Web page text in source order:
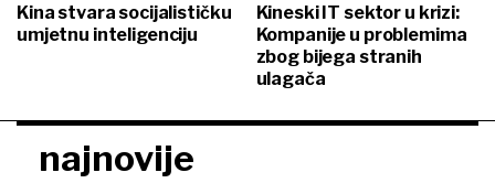
Kina stvara socijalističku
umjetnu inteligenciju
Kineski IT sektor u krizi:
Kompanije u problemima
zbog bijega stranih
ulagača
najnovije